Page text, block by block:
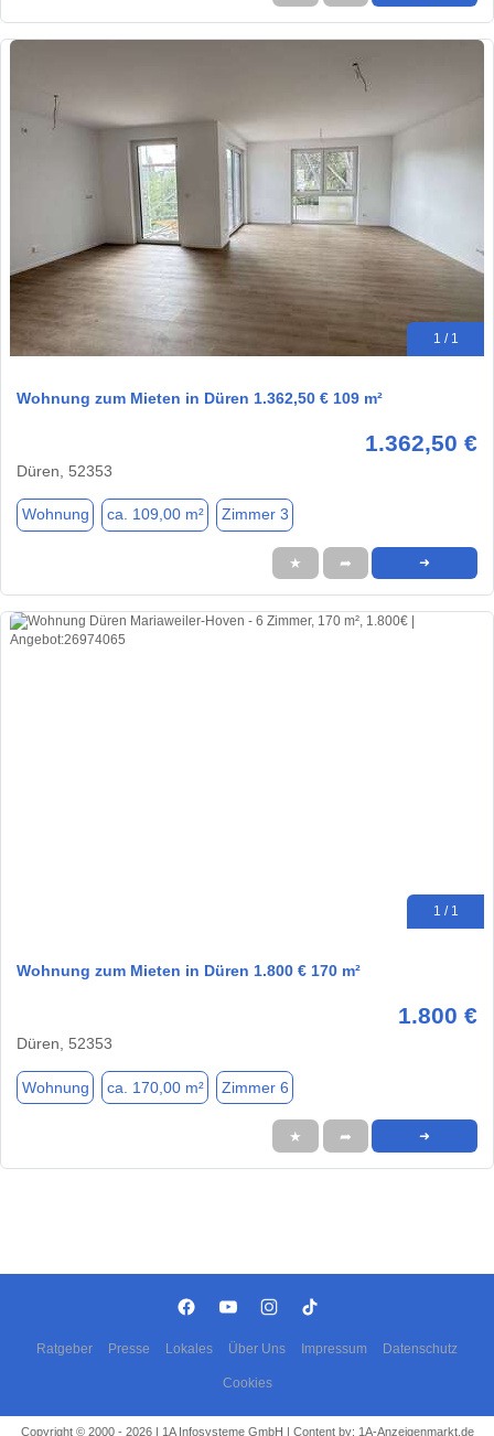
1 / 1
Wohnung zum Mieten in Düren 1.362,50 € 109 m²
1.362,50 €
Düren, 52353
Wohnung ca. 109,00 m² Zimmer 3
★ ➦ ➜
1 / 1
Wohnung zum Mieten in Düren 1.800 € 170 m²
1.800 €
Düren, 52353
Wohnung ca. 170,00 m² Zimmer 6
★ ➦ ➜
Ratgeber Presse Lokales Über Uns Impressum Datenschutz
Cookies
Copyright © 2000 - 2026 | 1A Infosysteme GmbH | Content by: 1A-Anzeigenmarkt.de